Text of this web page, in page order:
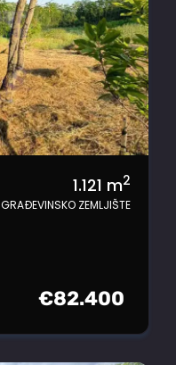
1.121 m2
GRAĐEVINSKO ZEMLJIŠTE
€82.400